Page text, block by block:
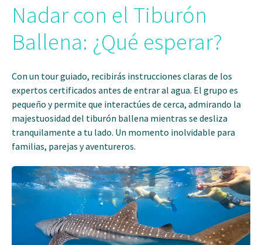
Nadar con el Tiburón
Ballena: ¿Qué esperar?
Con un tour guiado, recibirás instrucciones claras de los
expertos certificados antes de entrar al agua. El grupo es
pequeño y permite que interactúes de cerca, admirando la
majestuosidad del tiburón ballena mientras se desliza
tranquilamente a tu lado. Un momento inolvidable para
familias, parejas y aventureros.